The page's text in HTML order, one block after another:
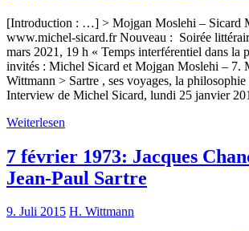
[Introduction : …] > Mojgan Moslehi – Sicard
www.michel-sicard.fr Nouveau : Soirée
mars 2021, 19 h « Temps interférentiel dans la
invités : Michel Sicard et Mojgan Moslehi – 7.
Wittmann > Sartre , ses voyages, la philosophie
Interview de Michel Sicard, lundi 25 janvier
Weiterlesen
7 février 1973: Jacques
Jean-Paul Sartre
9. Juli 2015 H. Wittmann